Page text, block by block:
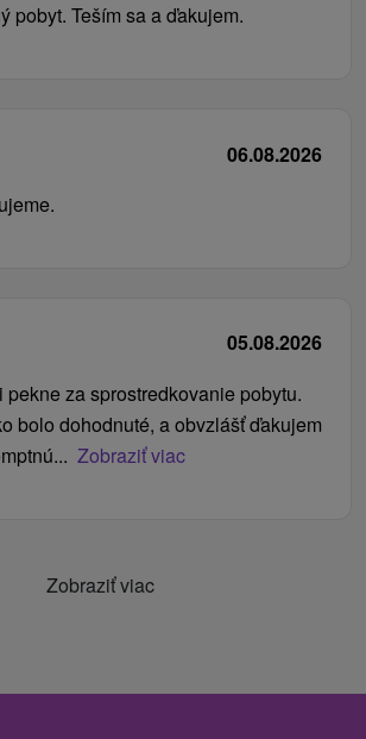
pobyt. Teším sa a ďakujem.
06.08.2026
05.08.2026
pekne za sprostredkovanie pobytu.
bolo dohodnuté, a obvzlášť ďakujem
Zobraziť viac
Zobraziť viac